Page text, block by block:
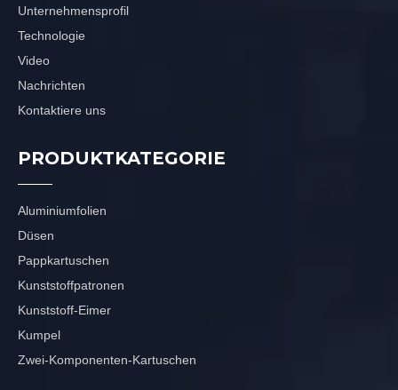
Unternehmensprofil
Technologie
Video
Nachrichten
Kontaktiere uns
PRODUKTKATEGORIE
Aluminiumfolien
Düsen
Pappkartuschen
Kunststoffpatronen
Kunststoff-Eimer
Kumpel
Zwei-Komponenten-Kartuschen